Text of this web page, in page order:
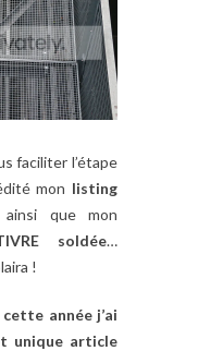
faciliter l’étape
mon listing
ainsi que mon
soldée…
!
cette année j’ai
unique article